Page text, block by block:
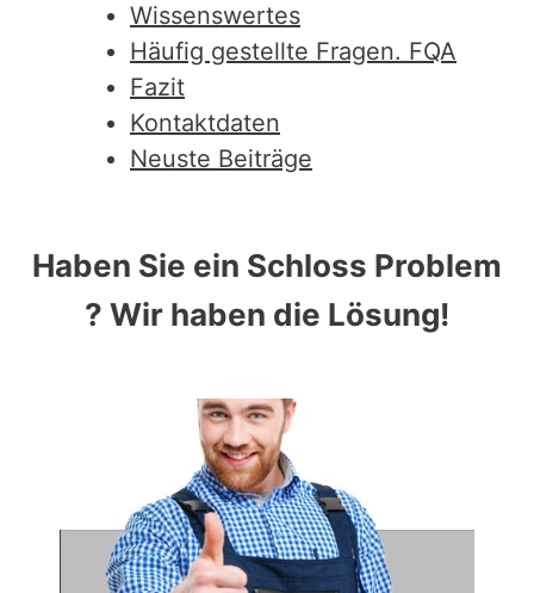
Wissenswertes
Häufig gestellte Fragen. FQA
Fazit
Kontaktdaten
Neuste Beiträge
Haben Sie ein Schloss Problem
? Wir haben die Lösung!